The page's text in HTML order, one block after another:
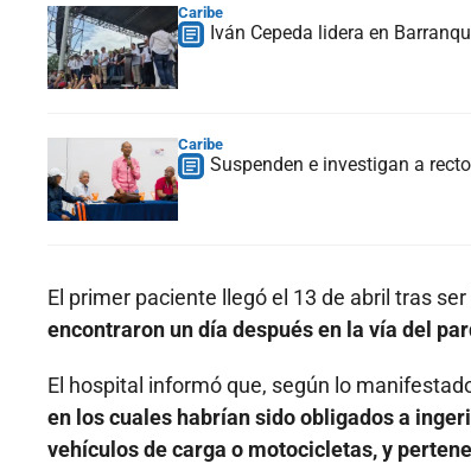
Caribe
Iván Cepeda lidera en
Caribe
Suspenden e investigan a
El primer paciente llegó el 13 de abril tras
encontraron un día después en la vía del
El hospital informó que, según lo
en los cuales habrían sido obligados a
vehículos de carga o motocicletas, y